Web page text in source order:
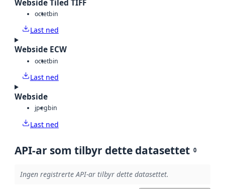
Webside Tiled TIFF
octetbin
Last ned
Webside ECW
octetbin
Last ned
Webside
jpegbin
Last ned
API-ar som tilbyr dette datasettet 0
Ingen registrerte API-ar tilbyr dette datasettet.